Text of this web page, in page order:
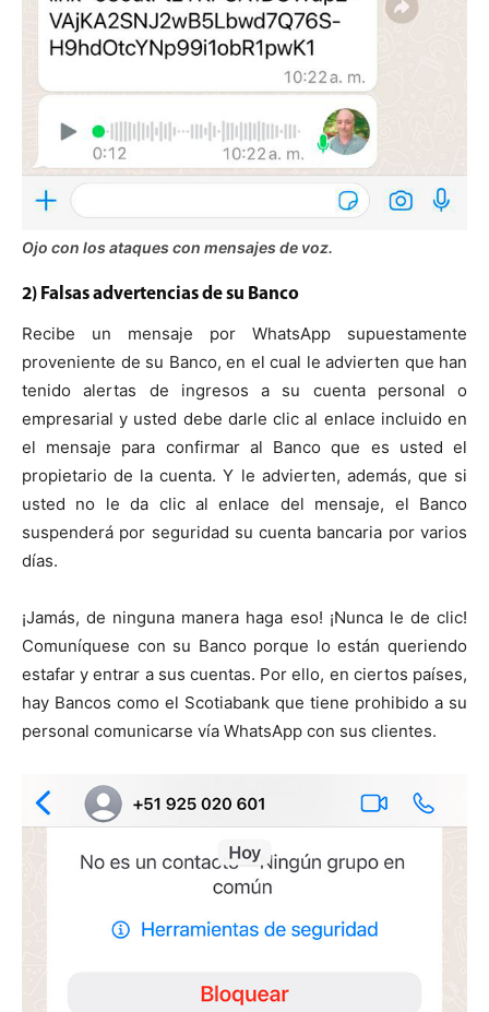
Ojo con los ataques con mensajes de voz.
2) Falsas advertencias de su Banco
Recibe un mensaje por WhatsApp supuestamente
proveniente de su Banco, en el cual le advierten que han
tenido alertas de ingresos a su cuenta personal o
empresarial y usted debe darle clic al enlace incluido en
el mensaje para confirmar al Banco que es usted el
propietario de la cuenta. Y le advierten, además, que si
usted no le da clic al enlace del mensaje, el Banco
suspenderá por seguridad su cuenta bancaria por varios
días.
¡Jamás, de ninguna manera haga eso! ¡Nunca le de clic!
Comuníquese con su Banco porque lo están queriendo
estafar y entrar a sus cuentas. Por ello, en ciertos países,
hay Bancos como el Scotiabank que tiene prohibido a su
personal comunicarse vía WhatsApp con sus clientes.